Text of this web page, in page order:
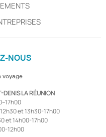
NOUS
voyage
DENIS LA RÉUNION
et 13h30-17h00
et 14h00-17h00
12h00